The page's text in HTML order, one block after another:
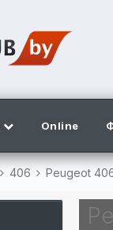
Online
406 Peugeot